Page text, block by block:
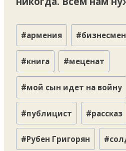
Метки
записи:
#армения #бизнесмен
#книга #меценат
#мой сын идет на войну
#публицист #рассказ
#Рубен Григорян #